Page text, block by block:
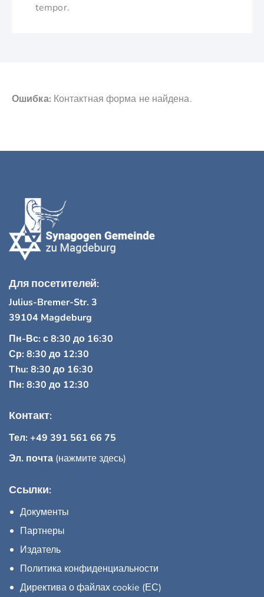
tempor.
Ошибка: Контактная форма не найдена.
Для посетителей:
Julius-Bremer-Str. 3
39104 Magdeburg
Пн-Вс: с 8:30 до 16:30
Ср: 8:30 до 12:30
Thu: 8:30 до 16:30
Пн: 8:30 до 12:30
Контакт:
Тел: +49 391 561 66 75
Эл. почта (нажмите здесь)
Ссылки:
Документы
Партнеры
Издатель
Политика конфиденциальности
Директива о файлах cookie (ЕС)